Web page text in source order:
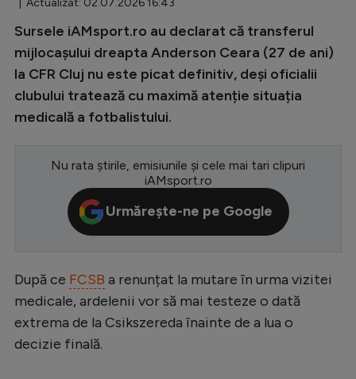
Champions League
Europa League
CM 2026
Premier League
LaLiga
Bundesliga
Ligue 1
Campionate
Sursele iAMsport.ro au declarat că transferul
mijlocașului dreapta Anderson Ceara (27 de ani)
la CFR Cluj nu este picat definitiv, deși oficialii
clubului tratează cu maximă atenție situația
medicală a fotbalistului.
Nu rata știrile, emisiunile și cele mai tari clipuri
iAMsport.ro
Urmărește-ne pe Google
După ce FCSB a renunțat la mutare în urma vizitei
medicale, ardelenii vor să mai testeze o dată
extrema de la Csikszereda înainte de a lua o
decizie finală.